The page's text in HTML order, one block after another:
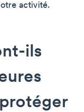
activité.
ils